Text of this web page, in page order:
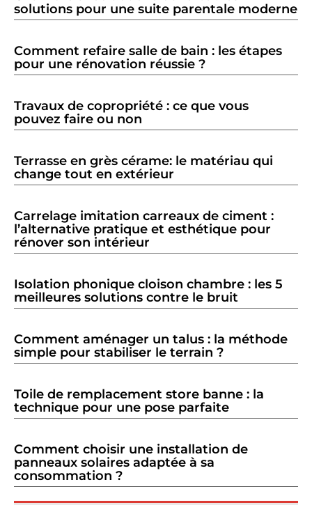
solutions pour une suite parentale moderne
Comment refaire salle de bain : les étapes
pour une rénovation réussie ?
Travaux de copropriété : ce que vous
pouvez faire ou non
Terrasse en grès cérame: le matériau qui
change tout en extérieur
Carrelage imitation carreaux de ciment :
l’alternative pratique et esthétique pour
rénover son intérieur
Isolation phonique cloison chambre : les 5
meilleures solutions contre le bruit
Comment aménager un talus : la méthode
simple pour stabiliser le terrain ?
Toile de remplacement store banne : la
technique pour une pose parfaite
Comment choisir une installation de
panneaux solaires adaptée à sa
consommation ?